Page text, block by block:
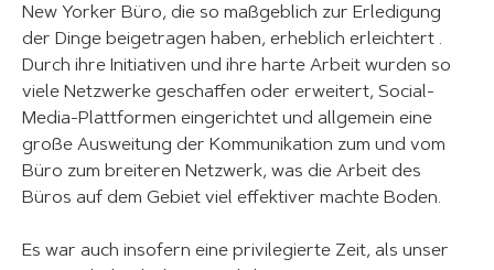
New Yorker Büro, die so maßgeblich zur Erledigung
der Dinge beigetragen haben, erheblich erleichtert .
Durch ihre Initiativen und ihre harte Arbeit wurden so
viele Netzwerke geschaffen oder erweitert, Social-
Media-Plattformen eingerichtet und allgemein eine
große Ausweitung der Kommunikation zum und vom
Büro zum breiteren Netzwerk, was die Arbeit des
Büros auf dem Gebiet viel effektiver machte Boden.
Es war auch insofern eine privilegierte Zeit, als unser